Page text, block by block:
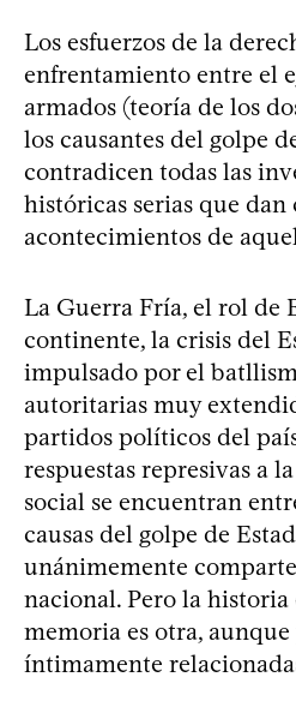
Los esfuerzos de la
enfrentamiento entre el
armados (teoría de los
los causantes del golpe
contradicen todas las
históricas serias que dan
acontecimientos de
La Guerra Fría, el rol de
continente, la crisis del
impulsado por el
autoritarias muy
partidos políticos del
respuestas represivas a
social se encuentran
causas del golpe de
unánimemente
nacional. Pero la historia
memoria es otra,
íntimamente